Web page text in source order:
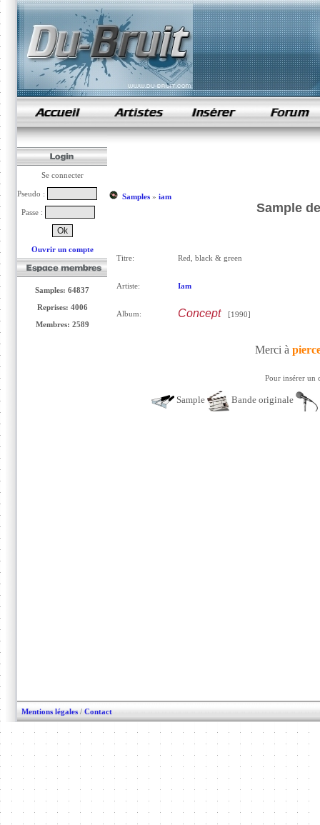
samples de rap
Se connecter
Pseudo :
Passe :
Ouvrir un compte
Samples: 64837
Reprises: 4006
Membres: 2589
Samples» iam
Sample
Titre: Red, black & green
Artiste: Iam
Album: Concept [1990]
Merci à
Pour insérer un
Sample Bande originale
Mentions légales / Contact